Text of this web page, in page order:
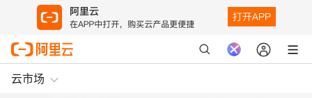
云市场